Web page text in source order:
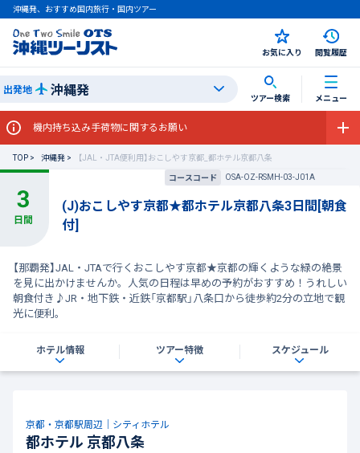
沖縄発、おすすめ国内旅行・国内ツアー
お気に入り 閲覧履歴
出発地 沖縄発 ツアー検索 メニュー
機内持ち込み手荷物に関するお願い
TOP 沖縄発
【JAL・JTA便利用】おこしやす京都_都ホテル京都八条
コースコード
OSA-OZ-RSMH-03-J01A
(J)おこしやす京都★都ホテル京都八条3日間[朝食
付]
【那覇発】JAL・JTAで行くおこしやす京都★京都の輝くような緑の絶景
を見に出かけませんか。人気の日程は早めの予約がおすすめ！うれしい
朝食付き♪JR・地下鉄・近鉄「京都駅」八条口から徒歩約2分の立地で観
光に便利。
ホテル情報 ツアー特徴 スケジュール
京都・京都駅周辺｜シティホテル
都ホテル 京都八条